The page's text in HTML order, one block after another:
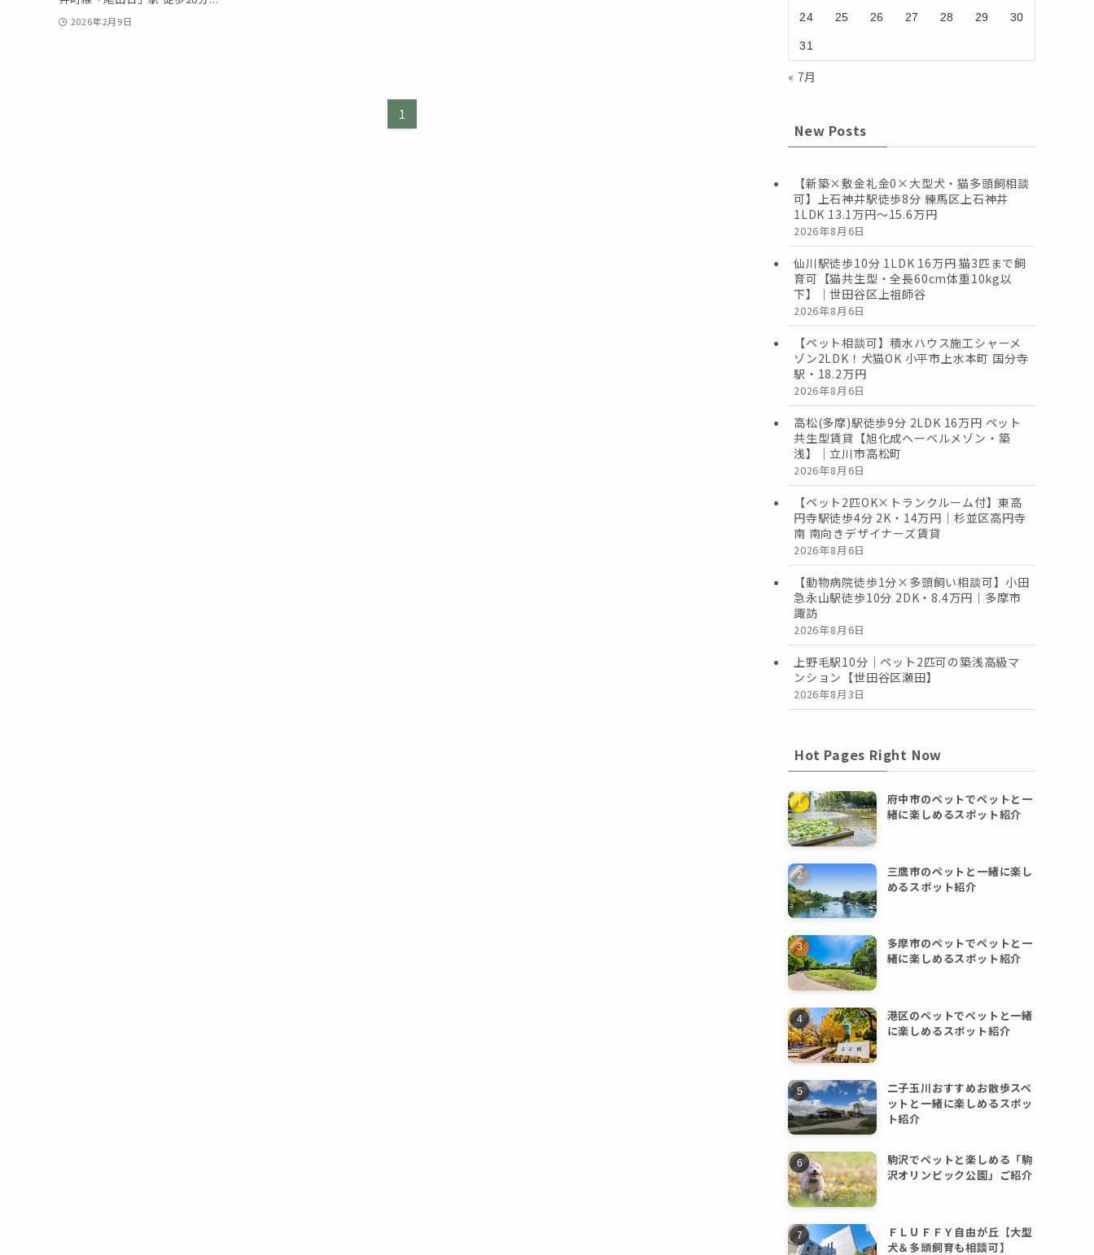
2026年2月9日
1
24 25 26 27 28 29 30
31
« 7月
New Posts
【新築×敷金礼金0×大型犬・猫多頭飼相談
可】上石神井駅徒歩8分 練馬区上石神井
1LDK 13.1万円〜15.6万円
2026年8月6日
仙川駅徒歩10分 1LDK 16万円 猫3匹まで飼
育可【猫共生型・全長60cm体重10kg以
下】｜世田谷区上祖師谷
2026年8月6日
【ペット相談可】積水ハウス施工シャーメ
ゾン2LDK！犬猫OK 小平市上水本町 国分寺
駅・18.2万円
2026年8月6日
高松(多摩)駅徒歩9分 2LDK 16万円 ペット
共生型賃貸【旭化成ヘーベルメゾン・築
浅】｜立川市高松町
2026年8月6日
【ペット2匹OK×トランクルーム付】東高
円寺駅徒歩4分 2K・14万円｜杉並区高円寺
南 南向きデザイナーズ賃貸
2026年8月6日
【動物病院徒歩1分×多頭飼い相談可】小田
急永山駅徒歩10分 2DK・8.4万円｜多摩市
諏訪
2026年8月6日
上野毛駅10分｜ペット2匹可の築浅高級マ
ンション【世田谷区瀬田】
2026年8月3日
Hot Pages Right Now
府中市のペットでペットと一
緒に楽しめるスポット紹介
三鷹市のペットと一緒に楽し
めるスポット紹介
多摩市のペットでペットと一
緒に楽しめるスポット紹介
港区のペットでペットと一緒
に楽しめるスポット紹介
二子玉川おすすめお散歩スペ
ットと一緒に楽しめるスポッ
ト紹介
駒沢でペットと楽しめる「駒
沢オリンピック公園」ご紹介
ＦＬＵＦＦＹ自由が丘【大型
犬＆多頭飼育も相談可】